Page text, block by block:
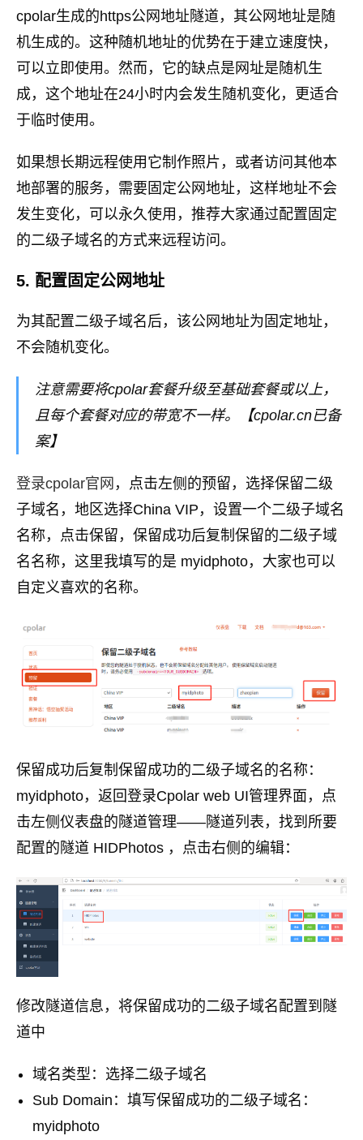
cpolar生成的https公网地址隧道，其公网地址是随
机生成的。这种随机地址的优势在于建立速度快，
可以立即使用。然而，它的缺点是网址是随机生
成，这个地址在24小时内会发生随机变化，更适合
于临时使用。
如果想长期远程使用它制作照片，或者访问其他本
地部署的服务，需要固定公网地址，这样地址不会
发生变化，可以永久使用，推荐大家通过配置固定
的二级子域名的方式来远程访问。
5. 配置固定公网地址
为其配置二级子域名后，该公网地址为固定地址，
不会随机变化。
注意需要将cpolar套餐升级至基础套餐或以上，
且每个套餐对应的带宽不一样。【cpolar.cn已备
案】
登录cpolar官网 ，点击左侧的预留，选择保留二级
子域名，地区选择China VIP，设置一个二级子域名
名称，点击保留，保留成功后复制保留的二级子域
名名称，这里我填写的是 myidphoto，大家也可以
自定义喜欢的名称。
保留成功后复制保留成功的二级子域名的名称：
myidphoto，返回登录Cpolar web UI管理界面，点
击左侧仪表盘的隧道管理——隧道列表，找到所要
配置的隧道 HIDPhotos ，点击右侧的编辑：
修改隧道信息，将保留成功的二级子域名配置到隧
道中
域名类型：选择二级子域名
Sub Domain：填写保留成功的二级子域名：
myidphoto